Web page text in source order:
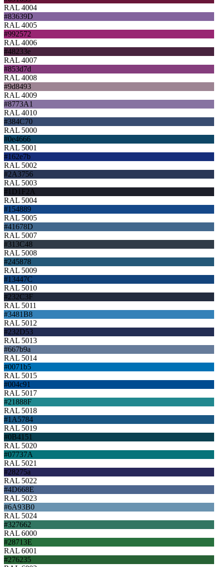
RAL 4004
#83639D
RAL 4005
#992572
RAL 4006
#48233e
RAL 4007
#853d7d
RAL 4008
#9d8493
RAL 4009
#8773A1
RAL 4010
#384C70
RAL 5000
#0e4666
RAL 5001
#162e7b
RAL 5002
#2A3756
RAL 5003
#1D1F2A
RAL 5004
#154889
RAL 5005
#41678D
RAL 5007
#313C48
RAL 5008
#245878
RAL 5009
#13447C
RAL 5010
#232C3F
RAL 5011
#3481B8
RAL 5012
#232D53
RAL 5013
#667b9a
RAL 5014
#0071b5
RAL 5015
#004c91
RAL 5017
#21888F
RAL 5018
#1A5784
RAL 5019
#0B4151
RAL 5020
#07737A
RAL 5021
#28275a
RAL 5022
#4D668E
RAL 5023
#6A93B0
RAL 5024
#327662
RAL 6000
#28713E
RAL 6001
#276235